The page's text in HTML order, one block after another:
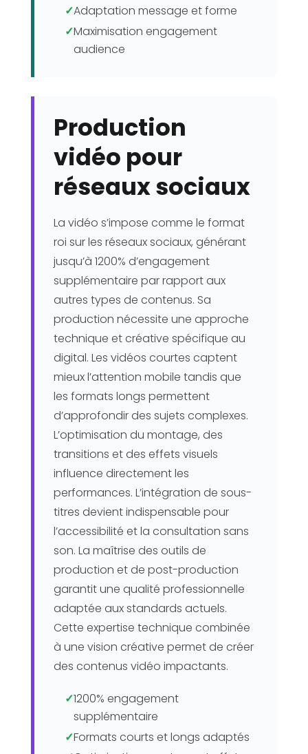
✓Adaptation message et forme
✓Maximisation engagement
audience
Production
vidéo pour
réseaux sociaux
La vidéo s’impose comme le format
roi sur les réseaux sociaux, générant
jusqu’à 1200% d’engagement
supplémentaire par rapport aux
autres types de contenus. Sa
production nécessite une approche
technique et créative spécifique au
digital. Les vidéos courtes captent
mieux l’attention mobile tandis que
les formats longs permettent
d’approfondir des sujets complexes.
L’optimisation du montage, des
transitions et des effets visuels
influence directement les
performances. L’intégration de sous-
titres devient indispensable pour
l’accessibilité et la consultation sans
son. La maîtrise des outils de
production et de post-production
garantit une qualité professionnelle
adaptée aux standards actuels.
Cette expertise technique combinée
à une vision créative permet de créer
des contenus vidéo impactants.
✓1200% engagement
supplémentaire
✓Formats courts et longs adaptés